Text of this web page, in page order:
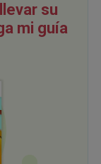
su
mi guía